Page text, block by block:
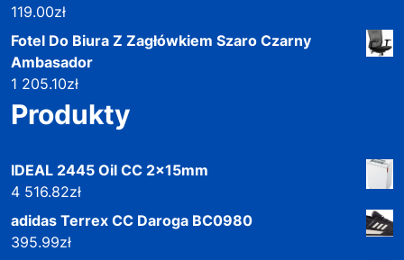
119.00zł
Fotel Do Biura Z Zagłówkiem Szaro Czarny
Ambasador
1 205.10zł
Produkty
IDEAL 2445 Oil CC 2x15mm
4 516.82zł
adidas Terrex CC Daroga BC0980
395.99zł